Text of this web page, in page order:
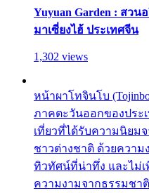
Yuyuan Garden : สว
มาเซี่ยงไฮ้ ประเทศจีน
1,302 views
หน้าผาโทจินโบ
ภาคตะวันออกของประ
เที่ยวที่ได้รับความนิยม
ชาวต่างชาติ ด้วยควา
ทิวทัศน์ที่น่าทึ่ง และไม่เ
ความงามจากธรรมชา